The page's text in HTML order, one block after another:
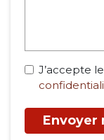
J’accepte
Envoyer